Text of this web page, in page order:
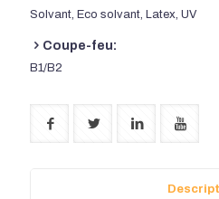
Solvant, Eco solvant, Latex, UV
Coupe-feu:
B1/B2